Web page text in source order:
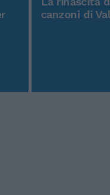
canzoni di